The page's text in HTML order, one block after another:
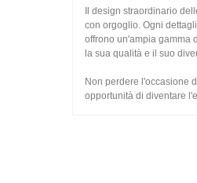
Il design straordinario
con orgoglio. Ogni
offrono un'ampia gamma
la sua qualità e il suo
Non perdere l'occasione
opportunità di diventare